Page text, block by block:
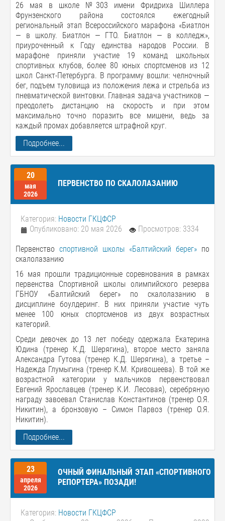
26 мая в школе №303 имени Фридриха Шиллера
Фрунзенского района состоялся ежегодный
региональный этап Всероссийского марафона «Биатлон
— в школу. Биатлон — ГТО. Биатлон — в колледж»,
приуроченный к Году единства народов России. В
марафоне приняли участие 19 команд школьных
спортивных клубов, более 80 юных спортсменов из 12
школ Санкт-Петербурга. В программу вошли: челночный
бег, подъем туловища из положения лежа и стрельба из
пневматической винтовки. Главная задача участников —
преодолеть дистанцию на скорость и при этом
максимально точно поразить все мишени, ведь за
каждый промах добавляется штрафной круг.
Подробнее...
20
мая
2026
ПЕРВЕНСТВО ПО СКАЛОЛАЗАНИЮ
Категория: Новости ГКЦФСР
Опубликовано: 20 мая 2026
Просмотров: 3334
Первенство спортивной школы «Балтийский берег» по
скалолазанию
16 мая прошли традиционные соревнования в рамках
первенства Спортивной школы олимпийского резерва
ГБНОУ «Балтийский берег» по скалолазанию в
дисциплине боулдеринг. В них приняли участие чуть
менее 100 юных спортсменов из двух возрастных
категорий.
Среди девочек до 13 лет победу одержала Екатерина
Юдина (тренер К.Д. Шерягина), второе место заняла
Александра Гутова (тренер К.Д. Шерягина), а третье –
Надежда Глумыгина (тренер К.М. Кривошеева). В той же
возрастной категории у мальчиков первенствовал
Евгений Ярославцев (тренер К.И. Лесовая), серебряную
награду завоевал Станислав Константинов (тренер О.Я.
Никитин), а бронзовую – Симон Парвоз (тренер О.Я.
Никитин).
Подробнее...
23
апреля
2026
ОЧНЫЙ ФИНАЛЬНЫЙ ЭТАП «СПОРТИВНОГО
РЕПОРТЕРА» ПОЗАДИ!
Категория: Новости ГКЦФСР